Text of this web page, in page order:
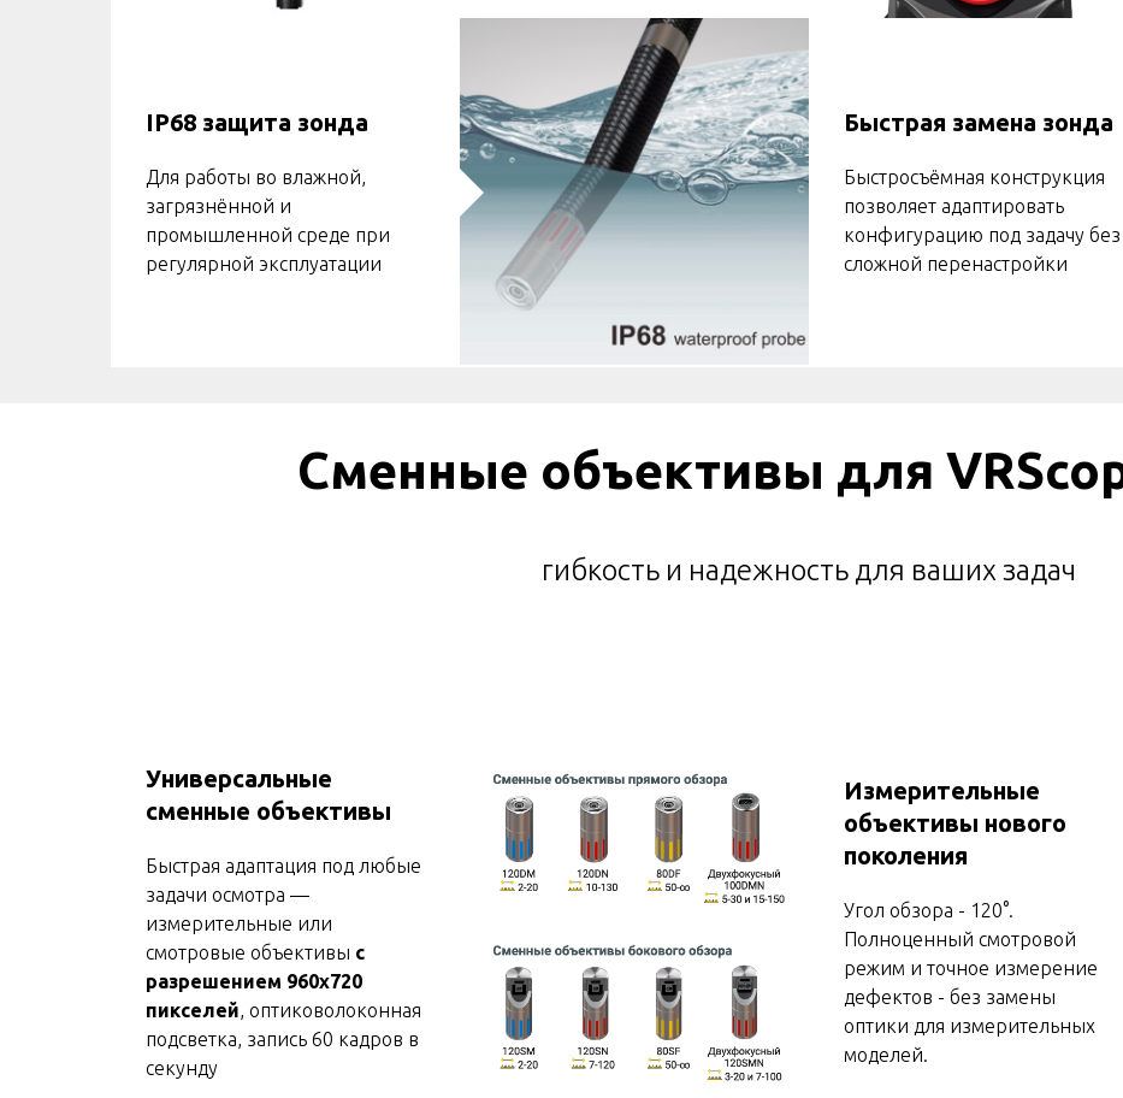
IP68 защита зонда
Для работы во влажной,
загрязнённой и
промышленной среде при
регулярной эксплуатации
Быстрая замена зонда
Быстросъёмная конструкция
позволяет адаптировать
конфигурацию под задачу без
сложной перенастройки
Сменные объективы для
гибкость и надежность для ваших задач
Универсальные
сменные объективы
Быстрая адаптация под любые
задачи осмотра —
измерительные или
смотровые объективы с
разрешением 960х720
пикселей , оптиковолоконная
подсветка, запись 60 кадров в
секунду
Измерительные
объективы нового
поколения
Угол обзора - 120°.
Полноценный смотровой
режим и точное измерение
дефектов - без замены
оптики для измерительных
моделей.